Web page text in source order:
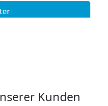
Kunden